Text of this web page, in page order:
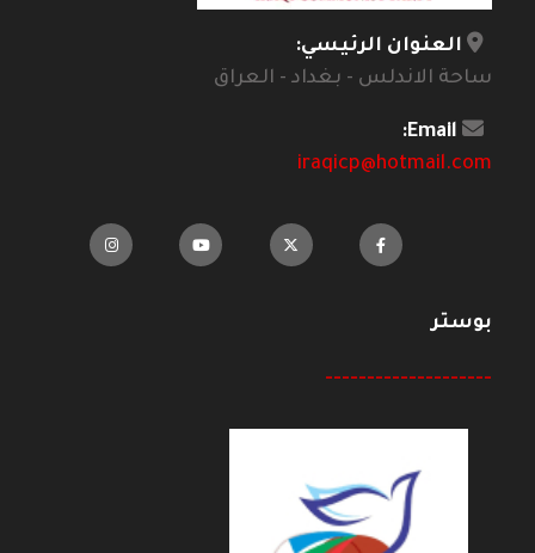
العنوان الرئيسي:
ساحة الاندلس - بغداد - العراق
Email:
iraqicp@hotmail.com
بوستر
--------------------